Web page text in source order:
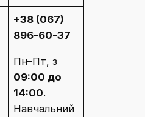
+38 (067)
896-60-37
Пн–Пт, з
09:00 до
14:00.
Навчальний